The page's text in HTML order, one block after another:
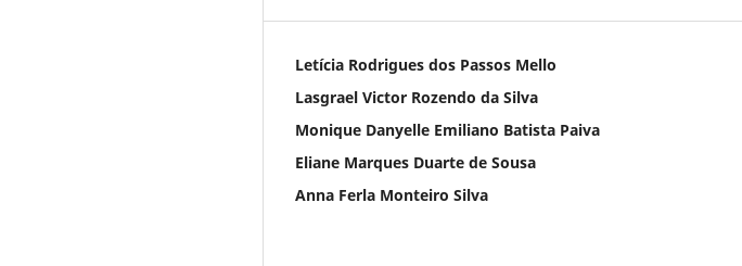
Letícia Rodrigues dos Passos Mello
Lasgrael Victor Rozendo da Silva
Monique Danyelle Emiliano Batista Paiva
Eliane Marques Duarte de Sousa
Anna Ferla Monteiro Silva